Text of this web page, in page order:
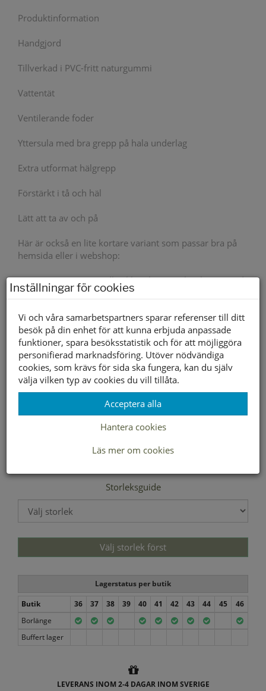
Produktinformation
Handgjord
Tillverkad i PVC-fritt naturgummi
Vattentät
Ventilerande foder
Yttersula med bra grepp på hala underlag
Extra utformat hälgrepp
Förstärkt i tå och häl
Lätt att ta av och på
Här är också en lite kortare variant som passar bra på
hemsida eller i webshop:
Tretorn Wings är en tidlös klassiker som har hängt med
sedan 60-talet. Handgjord i PVC-fritt naturgummi med
vattentät och har ventilerande foder, förstärkt tå och häl
samt en yttersula med bra grepp på hala underlag. En
stilren favorit som håller fötterna torra år efter år.
Vattentät
Yttersula material Gummi
Storleksguide
Välj storlek först
Lagerstatus per butik
Butik
36 37 38 39 40 41 42 43 44 45
46
Borlänge
Buffert lager
LEVERANS INOM 2-4 DAGAR INOM SVERIGE
Inställningar för cookies
Vi och våra samarbetspartners sparar referenser till ditt
besök på din enhet för att kunna erbjuda anpassade
funktioner, spara besöksstatistik och för att möjliggöra
personifierad marknadsföring. Utöver nödvändiga
cookies, som krävs för sida ska fungera, kan du själv
välja vilken typ av cookies du vill tillåta.
Acceptera alla
Hantera cookies
Läs mer om cookies